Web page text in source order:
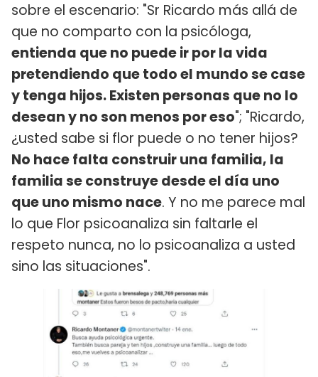
sobre el escenario: "Sr Ricardo más allá de
que no comparto con la psicóloga,
entienda que no puede ir por la vida
pretendiendo que todo el mundo se case
y tenga hijos. Existen personas que no lo
desean y no son menos por eso"; "Ricardo,
¿usted sabe si flor puede o no tener hijos?
No hace falta construir una familia, la
familia se construye desde el día uno
que uno mismo nace. Y no me parece mal
lo que Flor psicoanaliza sin faltarle el
respeto nunca, no lo psicoanaliza a usted
sino las situaciones".